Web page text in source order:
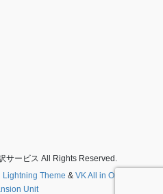
サービス All Rights Reserved.
Lightning Theme & VK All in One
Unit